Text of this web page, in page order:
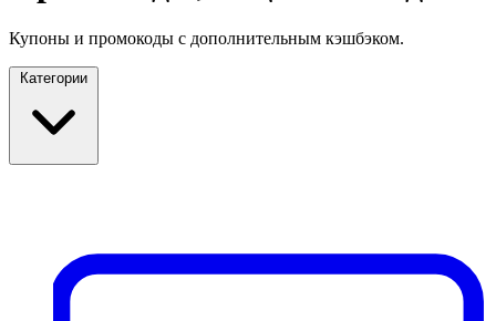
Купоны и промокоды с дополнительным кэшбэком.
Категории